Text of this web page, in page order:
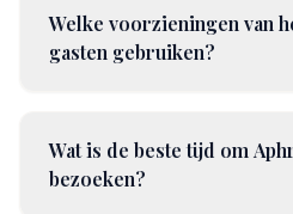
Welke voorzieningen van
gasten gebruiken?
Wat is de beste tijd om
bezoeken?